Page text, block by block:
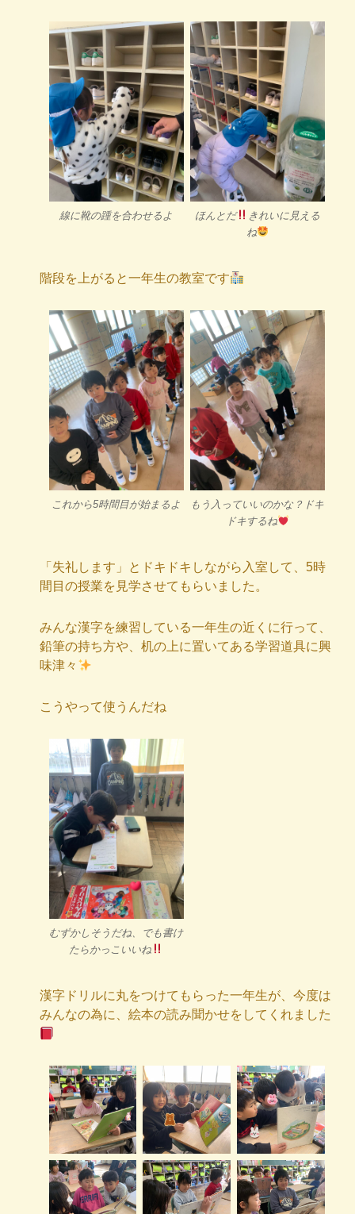
線に靴の踵を合わせるよ ほんとだ
きれいに見える
ね
階段を上がると一年生の教室です
これから5時間目が始まるよ
もう入っていいのかな？ドキ
ドキするね
「失礼します」とドキドキしながら入室して、5時
間目の授業を見学させてもらいました。
みんな漢字を練習している一年生の近くに行って、
鉛筆の持ち方や、机の上に置いてある学習道具に興
味津々
こうやって使うんだね
むずかしそうだね、でも書け
たらかっこいいね
漢字ドリルに丸をつけてもらった一年生が、今度は
みんなの為に、絵本の読み聞かせをしてくれました